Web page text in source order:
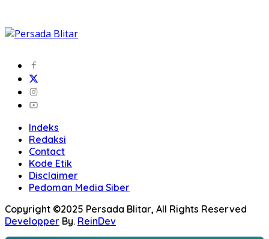
Indeks
Redaksi
Contact
Kode Etik
Disclaimer
Pedoman Media Siber
Copyright ©2025 Persada Blitar, All Rights Reserved
Developper By. ReinDev